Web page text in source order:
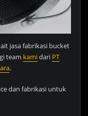
jasa fabrikasi bucket
team kamidari PT
.
dan fabrikasi untuk